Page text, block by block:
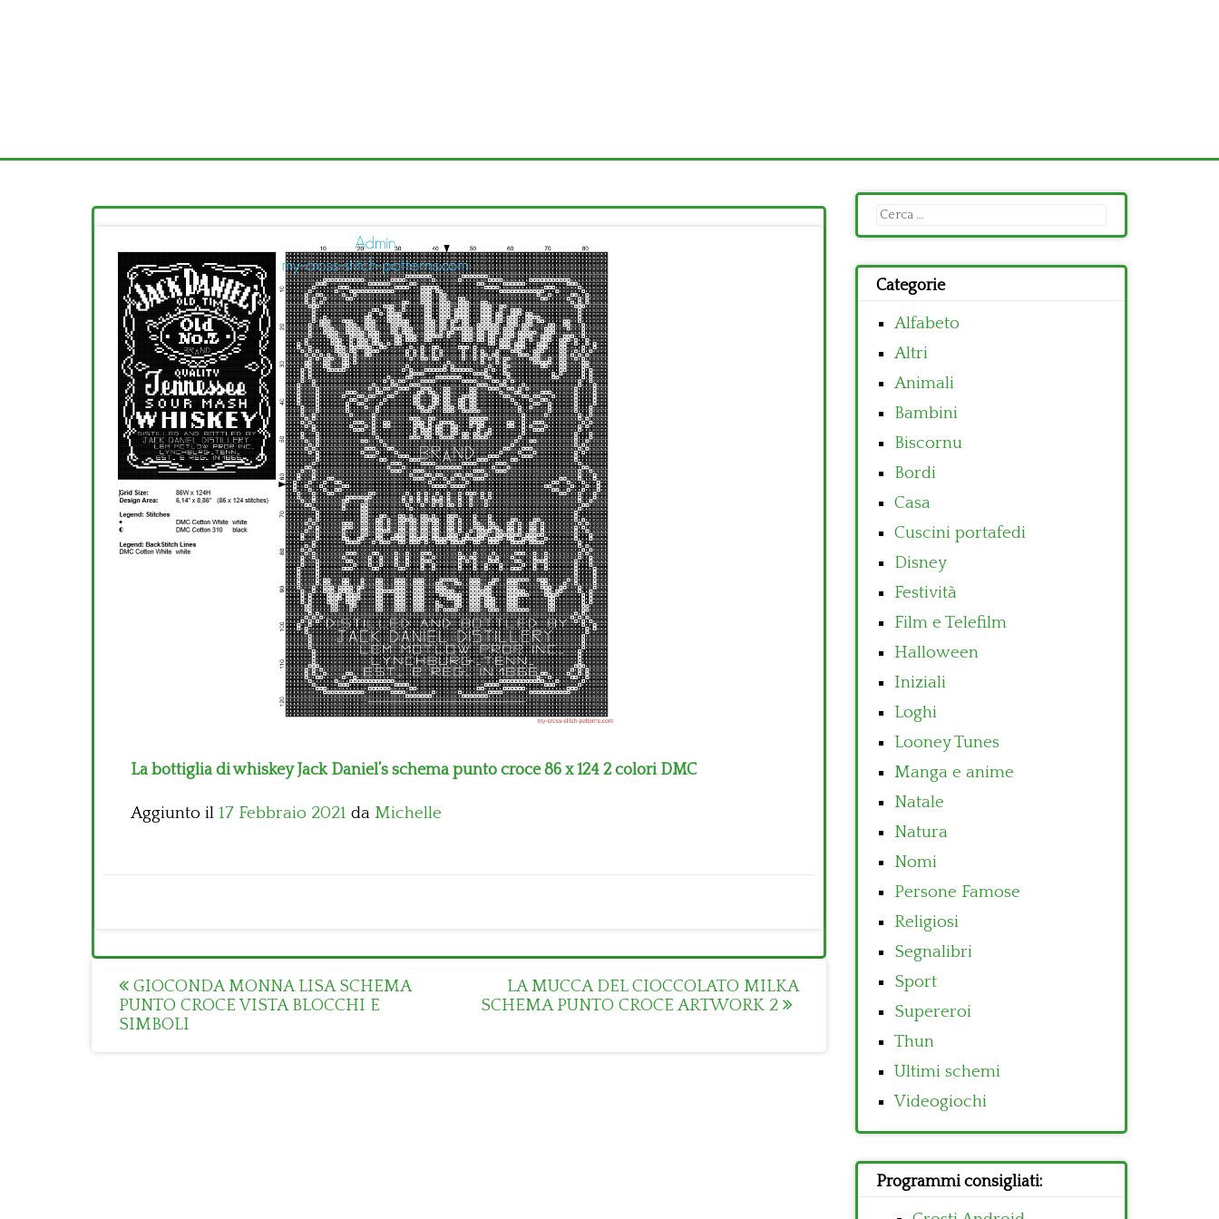
La bottiglia di whiskey Jack Daniel’s schema punto croce 86 x 124 2 colori DMC
Aggiunto il 17 Febbraio 2021 da Michelle
Post
navigation
GIOCONDA MONNA LISA SCHEMA
PUNTO CROCE VISTA BLOCCHI E
SIMBOLI
LA MUCCA DEL CIOCCOLATO MILKA
SCHEMA PUNTO CROCE ARTWORK 2
Ricerca
per:
Categorie
Alfabeto
Altri
Animali
Bambini
Biscornu
Bordi
Casa
Cuscini portafedi
Disney
Festività
Film e Telefilm
Halloween
Iniziali
Loghi
Looney Tunes
Manga e anime
Natale
Natura
Nomi
Persone Famose
Religiosi
Segnalibri
Sport
Supereroi
Thun
Ultimi schemi
Videogiochi
Programmi consigliati: